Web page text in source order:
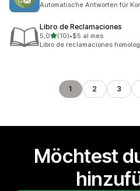
Automatische Antworten für
Libro de Reclamaciones
5,0von 5 Sternen
(10)
10 Rezensionen insgesamt
•$5 al mes
Libro de reclamaciones
1 2 3
Möchtest